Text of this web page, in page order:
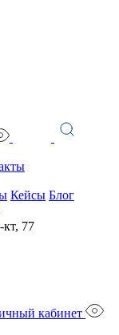
Кейсы Блог
77
кабинет